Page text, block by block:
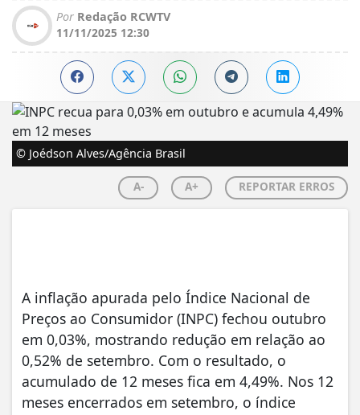
Por Redação RCWTV
11/11/2025 12:30
© Joédson Alves/Agência Brasil
A- A+ REPORTAR ERROS
A inflação apurada pelo Índice Nacional de
Preços ao Consumidor (INPC) fechou outubro
em 0,03%, mostrando redução em relação ao
0,52% de setembro. Com o resultado, o
acumulado de 12 meses fica em 4,49%. Nos 12
meses encerrados em setembro, o índice